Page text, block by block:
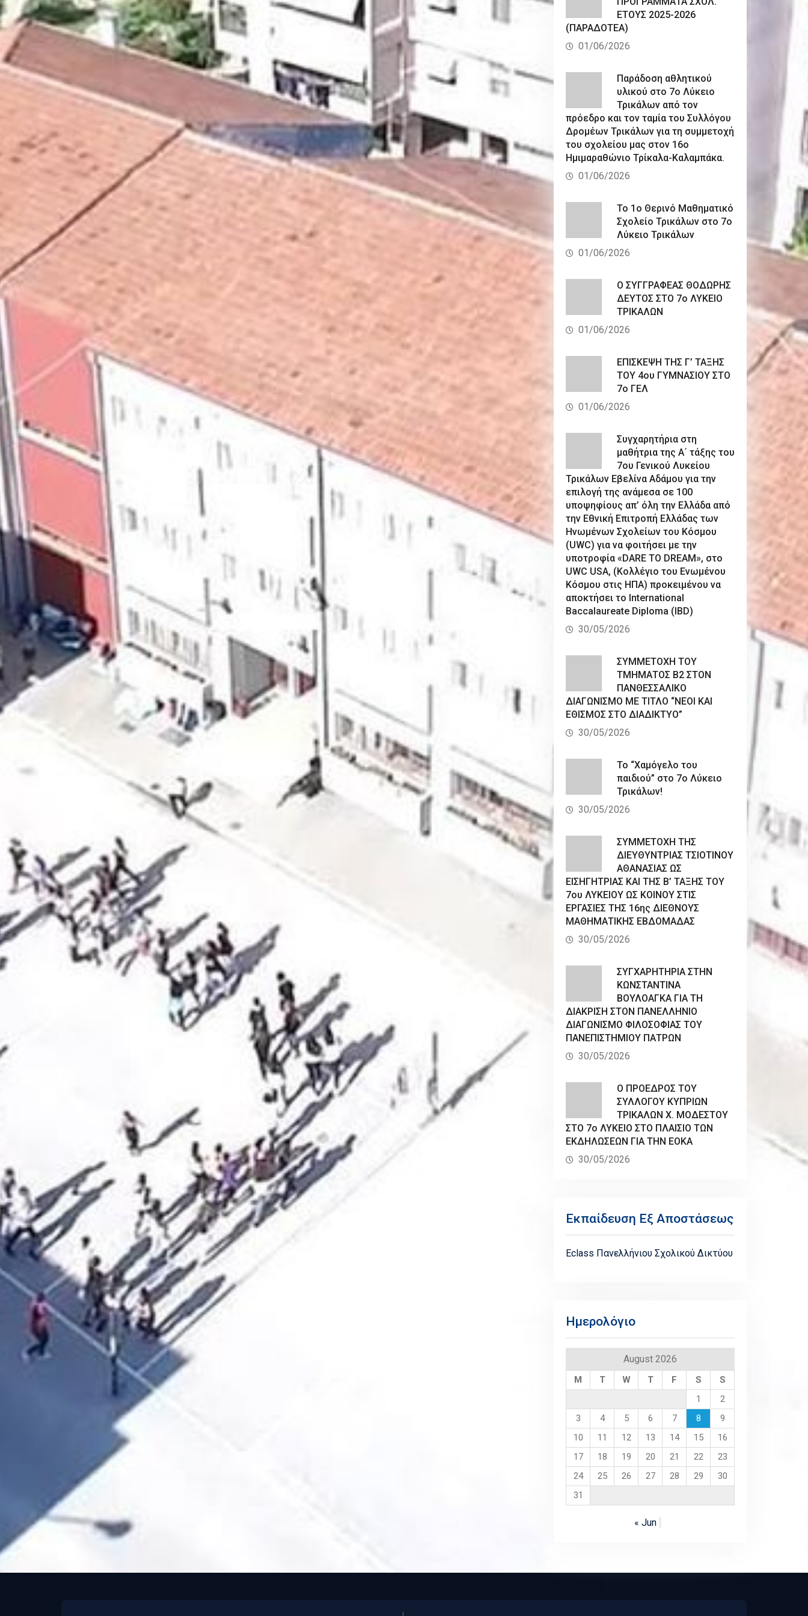
ΕΤΟΥΣ 2025-2026
(ΠΑΡΑΔΟΤΕΑ)
01/06/2026
Παράδοση αθλητικού
υλικού στο 7ο Λύκειο
Τρικάλων από τον
πρόεδρο και τον ταμία του Συλλόγου
Δρομέων Τρικάλων για τη συμμετοχή
του σχολείου μας στον 16ο
Ημιμαραθώνιο Τρίκαλα-Καλαμπάκα.
01/06/2026
Το 1ο Θερινό Μαθηματικό
Σχολείο Τρικάλων στο 7ο
Λύκειο Τρικάλων
01/06/2026
Ο ΣΥΓΓΡΑΦΕΑΣ ΘΟΔΩΡΗΣ
ΔΕΥΤΟΣ ΣΤΟ 7ο ΛΥΚΕΙΟ
ΤΡΙΚΑΛΩΝ
01/06/2026
ΕΠΙΣΚΕΨΗ ΤΗΣ Γ’ ΤΑΞΗΣ
ΤΟΥ 4ου ΓΥΜΝΑΣΙΟΥ ΣΤΟ
7ο ΓΕΛ
01/06/2026
Συγχαρητήρια στη
μαθήτρια της Α΄ τάξης του
7ου Γενικού Λυκείου
Τρικάλων Εβελίνα Αδάμου για την
επιλογή της ανάμεσα σε 100
υποψηφίους απ’ όλη την Ελλάδα από
την Εθνική Επιτροπή Ελλάδας των
Ηνωμένων Σχολείων του Κόσμου
(UWC) για να φοιτήσει με την
υποτροφία «DARE TO DREAM», στο
UWC USA, (Κολλέγιο του Ενωμένου
Κόσμου στις ΗΠΑ) προκειμένου να
αποκτήσει το International
Baccalaureate Diploma (IBD)
30/05/2026
ΣΥΜΜΕΤΟΧΗ ΤΟΥ
ΤΜΗΜΑΤΟΣ Β2 ΣΤΟΝ
ΠΑΝΘΕΣΣΑΛΙΚΟ
ΔΙΑΓΩΝΙΣΜΟ ΜΕ ΤΙΤΛΟ “ΝΕΟΙ ΚΑΙ
ΕΘΙΣΜΟΣ ΣΤΟ ΔΙΑΔΙΚΤΥΟ”
30/05/2026
Το “Χαμόγελο του
παιδιού” στο 7ο Λύκειο
Τρικάλων!
30/05/2026
ΣΥΜΜΕΤΟΧΗ ΤΗΣ
ΔΙΕΥΘΥΝΤΡΙΑΣ ΤΣΙΟΤΙΝΟΥ
ΑΘΑΝΑΣΙΑΣ ΩΣ
ΕΙΣΗΓΗΤΡΙΑΣ ΚΑΙ ΤΗΣ Β’ ΤΑΞΗΣ ΤΟΥ
7ου ΛΥΚΕΙΟΥ ΩΣ ΚΟΙΝΟΥ ΣΤΙΣ
ΕΡΓΑΣΙΕΣ ΤΗΣ 16ης ΔΙΕΘΝΟΥΣ
ΜΑΘΗΜΑΤΙΚΗΣ ΕΒΔΟΜΑΔΑΣ
30/05/2026
ΣΥΓΧΑΡΗΤΗΡΙΑ ΣΤΗΝ
ΚΩΝΣΤΑΝΤΙΝΑ
ΒΟΥΛΟΑΓΚΑ ΓΙΑ ΤΗ
ΔΙΑΚΡΙΣΗ ΣΤΟΝ ΠΑΝΕΛΛΗΝΙΟ
ΔΙΑΓΩΝΙΣΜΟ ΦΙΛΟΣΟΦΙΑΣ ΤΟΥ
ΠΑΝΕΠΙΣΤΗΜΙΟΥ ΠΑΤΡΩΝ
30/05/2026
Ο ΠΡΟΕΔΡΟΣ ΤΟΥ
ΣΥΛΛΟΓΟΥ ΚΥΠΡΙΩΝ
ΤΡΙΚΑΛΩΝ Χ. ΜΟΔΕΣΤΟΥ
ΣΤΟ 7ο ΛΥΚΕΙΟ ΣΤΟ ΠΛΑΙΣΙΟ ΤΩΝ
ΕΚΔΗΛΩΣΕΩΝ ΓΙΑ ΤΗΝ ΕΟΚΑ
30/05/2026
Εκπαίδευση Εξ Αποστάσεως
Eclass Πανελλήνιου Σχολικού Δικτύου
Ημερολόγιο
August 2026
M T W T F S
S
1
2
3
4 5 6 7 8
9
10
11 12 13 14 15
16
17
18 19 20 21 22
23
24
25 26 27 28 29
30
31
« Jun